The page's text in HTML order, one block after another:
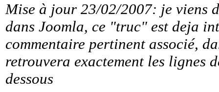
Mise à jour 23/02/2007: je viens
dans Joomla, ce "truc" est deja
commentaire pertinent associé,
retrouvera exactement les lignes
dessous